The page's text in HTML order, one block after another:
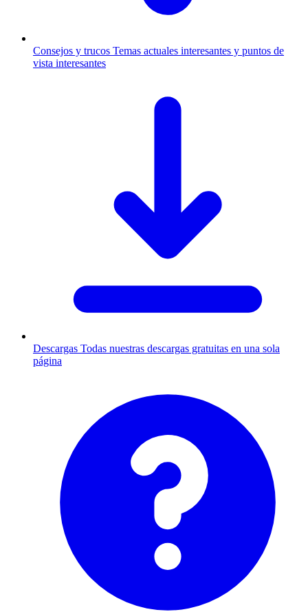
Consejos y trucos Temas actuales interesantes y puntos de
vista interesantes
Descargas Todas nuestras descargas gratuitas en una sola
página